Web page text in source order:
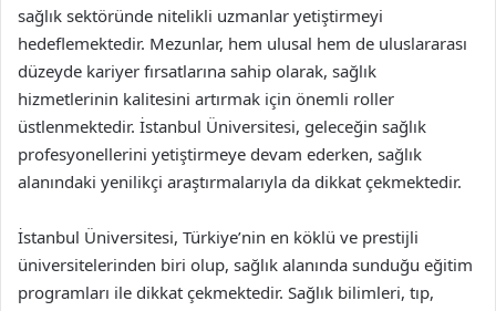
sağlık sektöründe nitelikli uzmanlar yetiştirmeyi
hedeflemektedir. Mezunlar, hem ulusal hem de uluslararası
düzeyde kariyer fırsatlarına sahip olarak, sağlık
hizmetlerinin kalitesini artırmak için önemli roller
üstlenmektedir. İstanbul Üniversitesi, geleceğin sağlık
profesyonellerini yetiştirmeye devam ederken, sağlık
alanındaki yenilikçi araştırmalarıyla da dikkat çekmektedir.
İstanbul Üniversitesi, Türkiye’nin en köklü ve prestijli
üniversitelerinden biri olup, sağlık alanında sunduğu eğitim
programları ile dikkat çekmektedir. Sağlık bilimleri, tıp,